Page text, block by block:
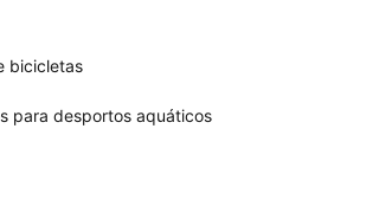
bicicletas
para desportos aquáticos